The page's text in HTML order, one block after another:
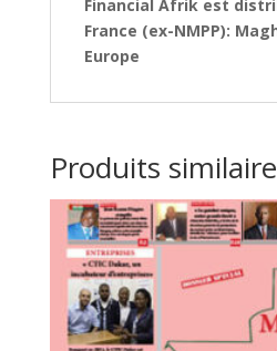
Financial Afrik est
France (ex-NMPP):
Europe
Produits